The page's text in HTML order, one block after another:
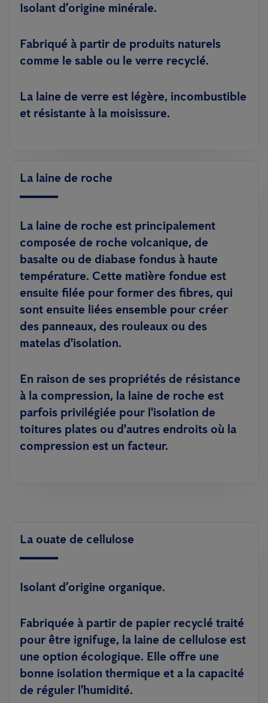
Isolant d’origine minérale.
Fabriqué à partir de produits naturels
comme le sable ou le verre recyclé.
La laine de verre est légère, incombustible
et résistante à la moisissure.
La laine de roche
La laine de roche est principalement
composée de roche volcanique, de
basalte ou de diabase fondus à haute
température. Cette matière fondue est
ensuite filée pour former des fibres, qui
sont ensuite liées ensemble pour créer
des panneaux, des rouleaux ou des
matelas d'isolation.
En raison de ses propriétés de résistance
à la compression, la laine de roche est
parfois privilégiée pour l'isolation de
toitures plates ou d'autres endroits où la
compression est un facteur.
La ouate de cellulose
Isolant d’origine organique.
Fabriquée à partir de papier recyclé traité
pour être ignifuge, la laine de cellulose est
une option écologique. Elle offre une
bonne isolation thermique et a la capacité
de réguler l'humidité.